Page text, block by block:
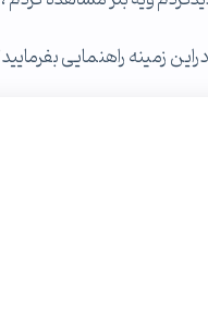
زمینه راهنمایی